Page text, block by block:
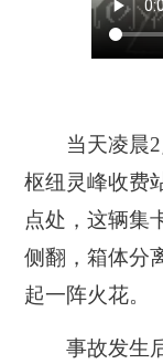
当天凌晨
枢纽灵峰收费
点处，这辆集
侧翻，箱体分
起一阵火花。
事故发生